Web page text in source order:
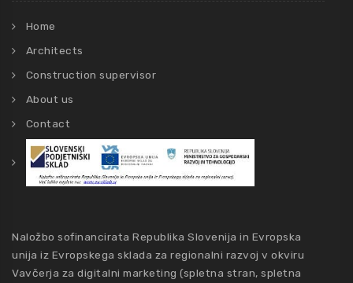
Home
Architects
Construction supervisor
About us
Contact
Naložbo sofinancirata Republika Slovenija in Evropska
unija iz Evropskega sklada za regionalni razvoj v okviru
Vavčerja za digitalni marketing (spletna stran, spletna